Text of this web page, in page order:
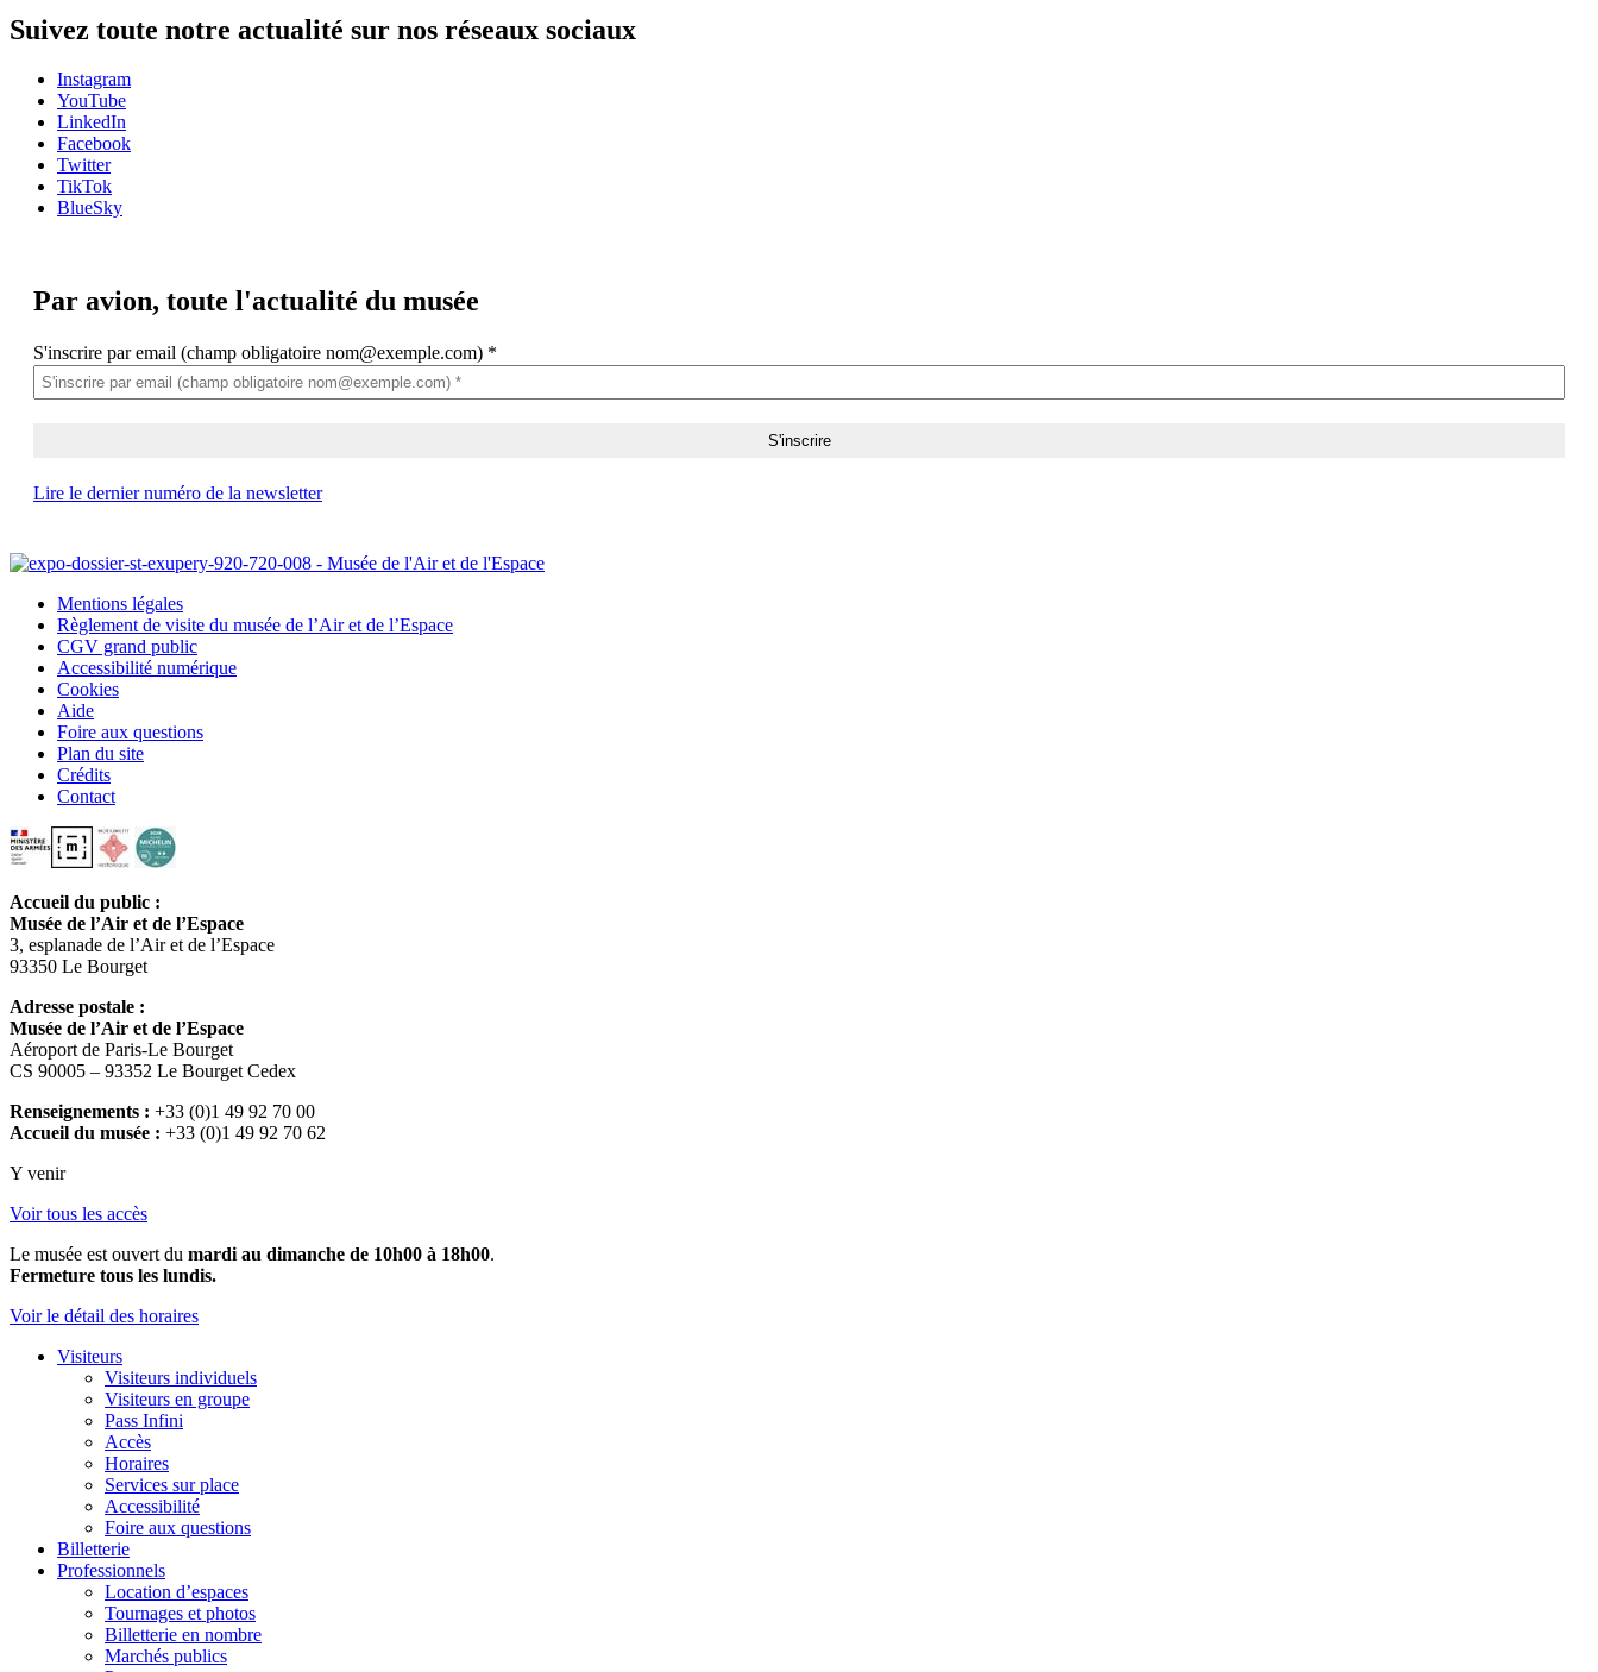
Suivez toute notre actualité sur nos réseaux sociaux
Instagram
YouTube
LinkedIn
Facebook
Twitter
TikTok
BlueSky
Par avion, toute l'actualité du musée
S'inscrire par email (champ obligatoire nom@exemple.com) *
Lire le dernier numéro de la newsletter
Mentions légales
Règlement de visite du musée de l’Air et de l’Espace
CGV grand public
Accessibilité numérique
Cookies
Aide
Foire aux questions
Plan du site
Crédits
Contact
Accueil du public :
Musée de l’Air et de l’Espace
3, esplanade de l’Air et de l’Espace
93350 Le Bourget
Adresse postale :
Musée de l’Air et de l’Espace
Aéroport de Paris-Le Bourget
CS 90005 – 93352 Le Bourget Cedex
Renseignements : +33 (0)1 49 92 70 00
Accueil du musée : +33 (0)1 49 92 70 62
Y venir
Voir tous les accès
Le musée est ouvert du mardi au dimanche de 10h00 à 18h00.
Fermeture tous les lundis.
Voir le détail des horaires
Visiteurs
Visiteurs individuels
Visiteurs en groupe
Pass Infini
Accès
Horaires
Services sur place
Accessibilité
Foire aux questions
Billetterie
Professionnels
Location d’espaces
Tournages et photos
Billetterie en nombre
Marchés publics